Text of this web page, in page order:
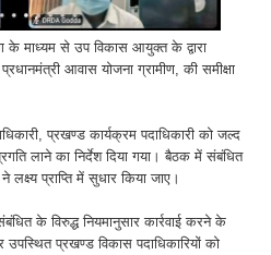
के माध्यम से उप विकास आयुक्त के द्वारा
आवास योजना ग्रामीण, की समीक्षा
प्रखण्ड कार्यक्रम पदाधिकारी को जल्द
लाने का निर्देश दिया गया। बैठक में संबंधित
प्राप्ति में सुधार किया जाए।
के विरुद्ध नियमानुसार कार्रवाई करने के
प्रखण्ड विकास पदाधिकारियों को